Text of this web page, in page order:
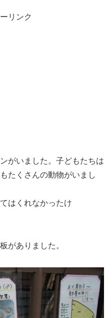
リンク
がいました。子どもたちは
たくさんの動物がいまし
はくれなかったけ
がありました。